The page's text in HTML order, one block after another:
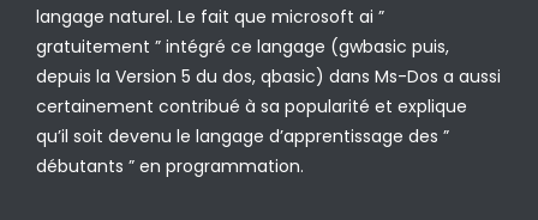
langage naturel. Le fait que microsoft ai ”
gratuitement ” intégré ce langage (gwbasic puis,
depuis la Version 5 du dos, qbasic) dans Ms-Dos a aussi
certainement contribué à sa popularité et explique
qu’il soit devenu le langage d’apprentissage des ”
débutants ” en programmation.